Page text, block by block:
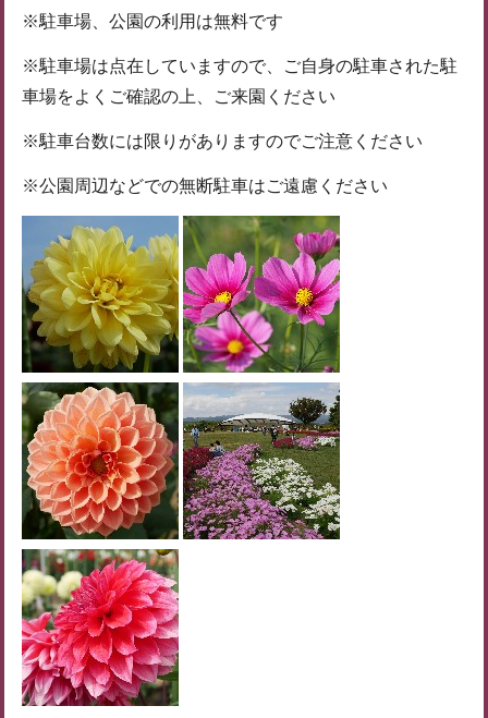
※駐車場、公園の利用は無料です
※駐車場は点在していますので、ご自身の駐車された駐
車場をよくご確認の上、ご来園ください
※駐車台数には限りがありますのでご注意ください
※公園周辺などでの無断駐車はご遠慮ください